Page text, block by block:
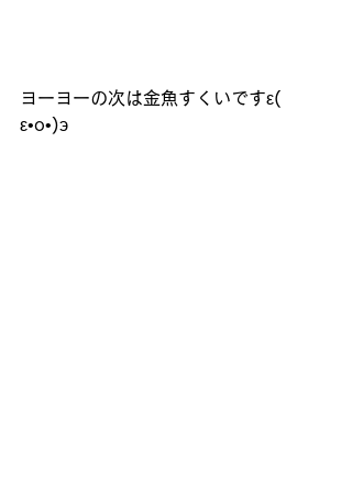
ヨーヨーの次は金魚すくいですε(
ε•o•)э